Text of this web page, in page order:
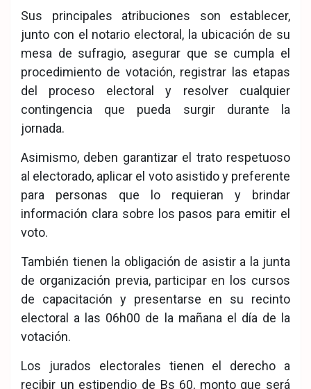
Sus principales atribuciones son establecer,
junto con el notario electoral, la ubicación de su
mesa de sufragio, asegurar que se cumpla el
procedimiento de votación, registrar las etapas
del proceso electoral y resolver cualquier
contingencia que pueda surgir durante la
jornada.
Asimismo, deben garantizar el trato respetuoso
al electorado, aplicar el voto asistido y preferente
para personas que lo requieran y brindar
información clara sobre los pasos para emitir el
voto.
También tienen la obligación de asistir a la junta
de organización previa, participar en los cursos
de capacitación y presentarse en su recinto
electoral a las 06h00 de la mañana el día de la
votación.
Los jurados electorales tienen el derecho a
recibir un estipendio de Bs 60, monto que será